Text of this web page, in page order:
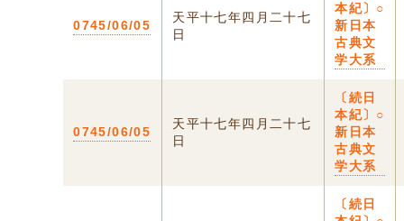
0745/06/05
天平十七年四月二十七
日
本紀〕○
新日本
古典文
学大系
0745/06/05
天平十七年四月二十七
日
〔続日
本紀〕○
新日本
古典文
学大系
〔続日